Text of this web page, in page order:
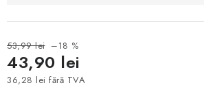
53,99 lei –18 %
43,90 lei
36,28 lei fără TVA